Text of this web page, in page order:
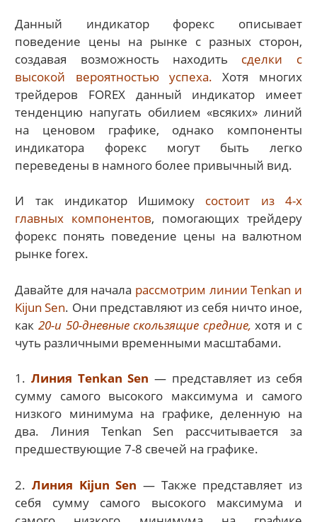
Данный индикатор форекс описывает
поведение цены на рынке с разных сторон,
создавая возможность находить сделки с
высокой вероятностью успеха. Хотя многих
трейдеров FOREX данный индикатор имеет
тенденцию напугать обилием «всяких» линий
на ценовом графике, однако компоненты
индикатора форекс могут быть легко
переведены в намного более привычный вид.
И так индикатор Ишимоку состоит из 4-х
главных компонентов, помогающих трейдеру
форекс понять поведение цены на валютном
рынке forex.
Давайте для начала рассмотрим линии Tenkan и
Kijun Sen. Они представляют из себя ничто иное,
как 20-и 50-дневные скользящие средние, хотя и с
чуть различными временными масштабами.
1. Линия Tenkan Sen — представляет из себя
сумму самого высокого максимума и самого
низкого минимума на графике, деленную на
два. Линия Tenkan Sen рассчитывается за
предшествующие 7-8 свечей на графике.
2. Линия Kijun Sen — Также представляет из
себя сумму самого высокого максимума и